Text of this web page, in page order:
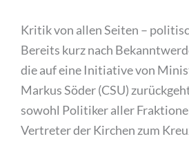
Kritik von allen Seiten –
Bereits kurz nach
die auf eine Initiative von
Markus Söder (CSU)
sowohl Politiker aller
Vertreter der Kirchen zum